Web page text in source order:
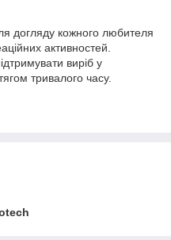
догляду кожного любителя
активностей.
виріб у
тривалого часу.